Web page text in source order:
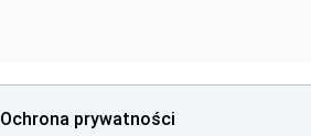
Ochrona prywatności